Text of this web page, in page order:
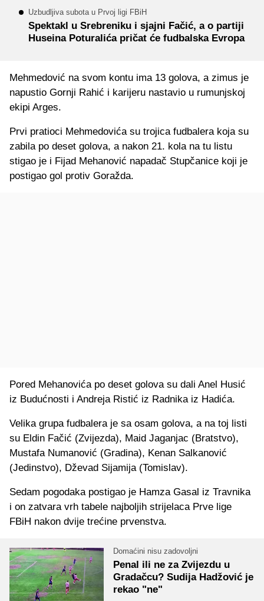
Uzbudljiva subota u Prvoj ligi FBiH
Spektakl u Srebreniku i sjajni Fačić, a o partiji
Huseina Poturalića pričat će fudbalska Evropa
Mehmedović na svom kontu ima 13 golova, a zimus je
napustio Gornji Rahić i karijeru nastavio u rumunjskoj
ekipi Arges.
Prvi pratioci Mehmedovića su trojica fudbalera koja su
zabila po deset golova, a nakon 21. kola na tu listu
stigao je i Fijad Mehanović napadač Stupčanice koji je
postigao gol protiv Goražda.
Pored Mehanovića po deset golova su dali Anel Husić
iz Budućnosti i Andreja Ristić iz Radnika iz Hadića.
Velika grupa fudbalera je sa osam golova, a na toj listi
su Eldin Fačić (Zvijezda), Maid Jaganjac (Bratstvo),
Mustafa Numanović (Gradina), Kenan Salkanović
(Jedinstvo), Dževad Sijamija (Tomislav).
Sedam pogodaka postigao je Hamza Gasal iz Travnika
i on zatvara vrh tabele najboljih strijelaca Prve lige
FBiH nakon dvije trećine prvenstva.
Domaćini nisu zadovoljni
Penal ili ne za Zvijezdu u
Gradačcu? Sudija Hadžović je
rekao "ne"